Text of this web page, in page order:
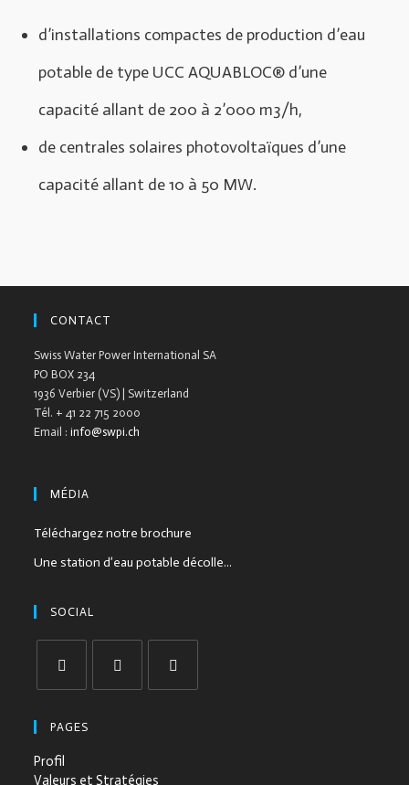
d’installations compactes de production d’eau
potable de type UCC AQUABLOC® d’une
capacité allant de 200 à 2’000 m3/h,
de centrales solaires photovoltaïques d’une
capacité allant de 10 à 50 MW.
CONTACT
Swiss Water Power International SA
PO BOX 234
1936 Verbier (VS) | Switzerland
Tél. + 41 22 715 2000
Email :info@swpi.ch
MÉDIA
Téléchargez notre brochure
Une station d’eau potable décolle...
SOCIAL
PAGES
Profil
Valeurs et Stratégies